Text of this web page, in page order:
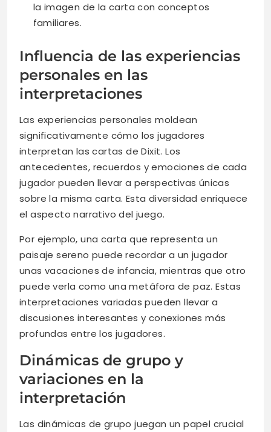
la imagen de la carta con conceptos
familiares.
Influencia de las experiencias
personales en las
interpretaciones
Las experiencias personales moldean
significativamente cómo los jugadores
interpretan las cartas de Dixit. Los
antecedentes, recuerdos y emociones de cada
jugador pueden llevar a perspectivas únicas
sobre la misma carta. Esta diversidad enriquece
el aspecto narrativo del juego.
Por ejemplo, una carta que representa un
paisaje sereno puede recordar a un jugador
unas vacaciones de infancia, mientras que otro
puede verla como una metáfora de paz. Estas
interpretaciones variadas pueden llevar a
discusiones interesantes y conexiones más
profundas entre los jugadores.
Dinámicas de grupo y
variaciones en la
interpretación
Las dinámicas de grupo juegan un papel crucial